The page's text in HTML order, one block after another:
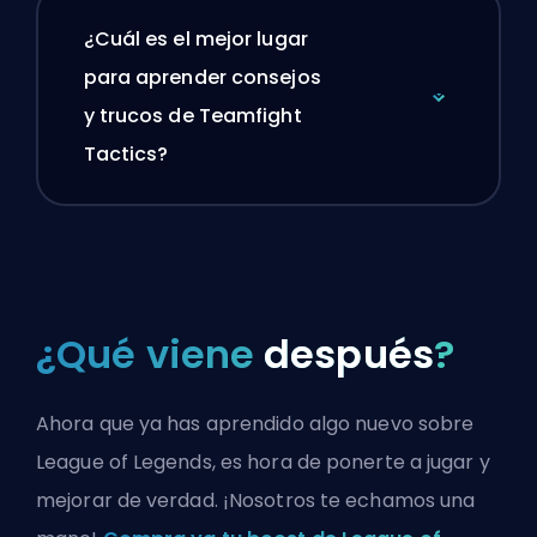
¿Cuál es el mejor lugar
para aprender consejos
y trucos de Teamfight
Tactics?
¿Qué viene después?
Ahora que ya has aprendido algo nuevo sobre
League of Legends, es hora de ponerte a jugar y
mejorar de verdad. ¡Nosotros te echamos una